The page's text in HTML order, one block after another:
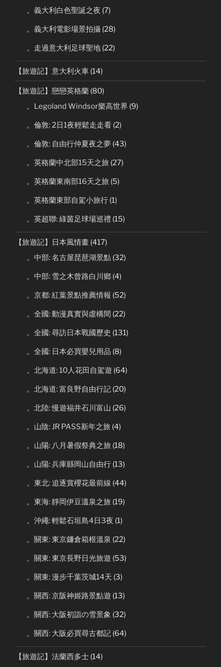
。義大利白色聖誕之夜 (7)
。義大利電影場景拍攝 (28)
。走過意大利足球聖地 (22)
【旅遊記】意大利火車 (14)
【旅遊記】戀戀英格蘭 (80)
。Legoland Windsor樂高世界 (9)
。倫敦: 2日1夜輕鬆走走看 (2)
。倫敦: 自由行仲夏夜之夢 (43)
。英格蘭中北部15天之旅 (27)
。英格蘭東南部16天之旅 (5)
。英格蘭東部自駕小旅行 (1)
。英超聯: 綠茵足球場巡禮 (15)
【旅遊記】日本風情畫 (417)
。中部: 名古屋琵琶湖景點 (32)
。中部: 雪之木曾路白川鄉 (4)
。京都: 紅葉景點推薦情報 (52)
。全國: 動漫真實與虛構間 (22)
。全國: 尋訪日本戰國歷史 (131)
。全國: 日本必買嬰兒用品 (8)
。北海道: 10人花田自駕遊 (64)
。北海道: 富良野自由行記 (20)
。北陸: 慢遊福井石川富山 (26)
。山陰: JR PASS新年之旅 (4)
。山陽: 八月暑假祭典之旅 (18)
。山陽: 兵庫縣岡山自由行 (13)
。東北: 追逐賞櫻花最前線 (44)
。東海: 靜岡伊豆溫泉之旅 (19)
。沖繩: 輕鬆石垣島4日3夜 (1)
。關東: 東京鐮倉箱根溫泉 (22)
。關東: 東京長野日光旅遊 (53)
。關東: 漫步千葉茨城14天 (3)
。關西: 京阪神姬路景點遊 (13)
。關西: 大阪初詣の雪景象 (32)
。關西: 大阪必買尋古都記 (64)
【旅遊記】法蘭西多士 (14)